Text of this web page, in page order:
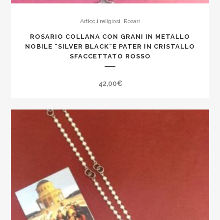
Articoli religiosi Rosari
ROSARIO COLLANA CON GRANI IN METALLO
NOBILE “SILVER BLACK”E PATER IN CRISTALLO
SFACCETTATO ROSSO
42,00€